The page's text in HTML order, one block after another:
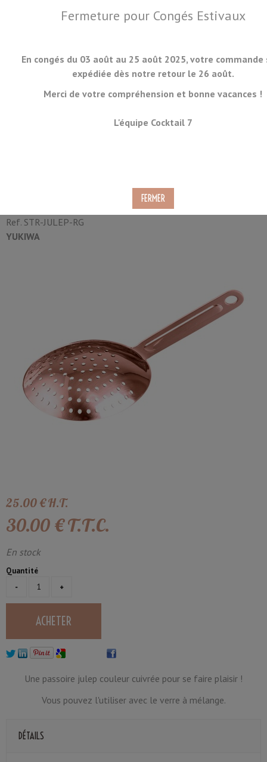
MENU
Fermeture pour Congés Estivaux
En congés du 03 août au 25 août 2025, votre commande
expédiée dès notre retour le 26 août.
Merci de votre compréhension et bonne vacances !
L'équipe Cocktail 7
Ref. STR-JULEP-RG
YUKIWA
25.00€H.T.
30.00 €T.T.C.
En stock
Quantité
Une passoire julep couleur cuivrée pour se faire plaisir !
Vous pouvez l'utiliser avec le verre à mélange.
DÉTAILS